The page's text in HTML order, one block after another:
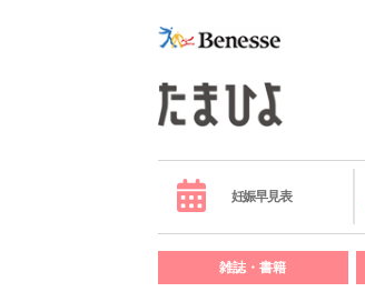
妊娠早見表
雑誌・書籍